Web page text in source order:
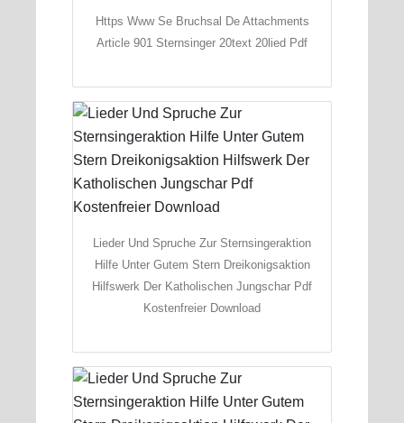
Https Www Se Bruchsal De Attachments
Article 901 Sternsinger 20text 20lied Pdf
Lieder Und Spruche Zur Sternsingeraktion
Hilfe Unter Gutem Stern Dreikonigsaktion
Hilfswerk Der Katholischen Jungschar Pdf
Kostenfreier Download